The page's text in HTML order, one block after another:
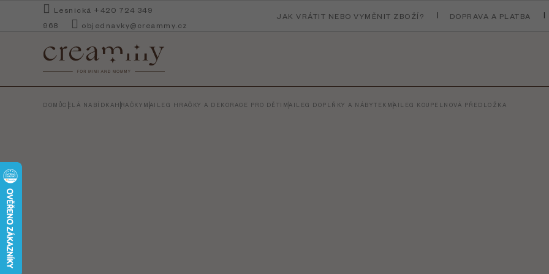
Lesnická +420 724 349
968
objednavky@creammy.cz
JAK VRÁTIT NEBO VYMĚNIT ZBOŽÍ? DOPRAVA A PLATBA
DOMŮCELÁ NABÍDKAHRAČKY MAILEG HRAČKY A DEKORACE PRO DĚTI MAILEG DOPLŇKY A NÁBYTEK MAILEG KOUPELNOVÁ PŘEDLOŽKA